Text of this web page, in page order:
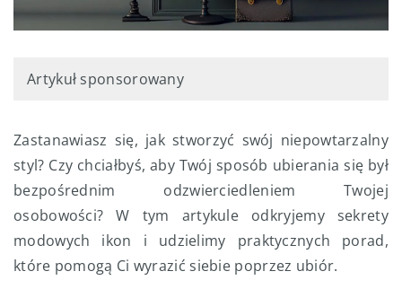
Artykuł sponsorowany
Zastanawiasz się, jak stworzyć swój niepowtarzalny
styl? Czy chciałbyś, aby Twój sposób ubierania się był
bezpośrednim odzwierciedleniem Twojej
osobowości? W tym artykule odkryjemy sekrety
modowych ikon i udzielimy praktycznych porad,
które pomogą Ci wyrazić siebie poprzez ubiór.